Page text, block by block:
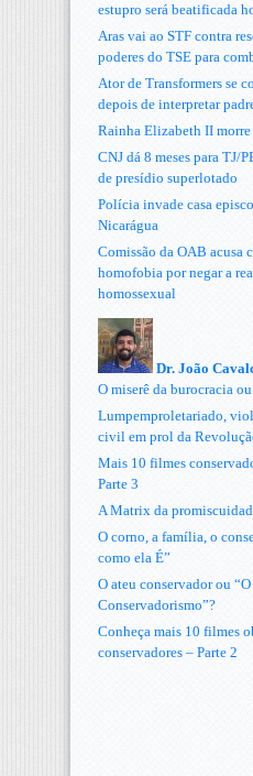
estupro será beatificada
Aras vai ao STF contra
poderes do TSE para
Ator de Transformers se
depois de interpretar
Rainha Elizabeth II morre
CNJ dá 8 meses para TJ/
de presídio superlotado
Polícia invade casa
Nicarágua
Comissão da OAB acusa
homofobia por negar a
homossexual
Dr. João
O miserê da burocracia
Lumpemproletariado,
civil em prol da
Mais 10 filmes
Parte 3
A Matrix da
O corno, a família, o
como ela É”
O ateu conservador ou “O
Conservadorismo”?
Conheça mais 10 filmes
conservadores – Parte 2